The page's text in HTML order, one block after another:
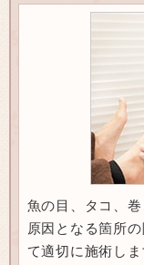
魚の目、タコ、
原因となる箇所
て適切に施術しま